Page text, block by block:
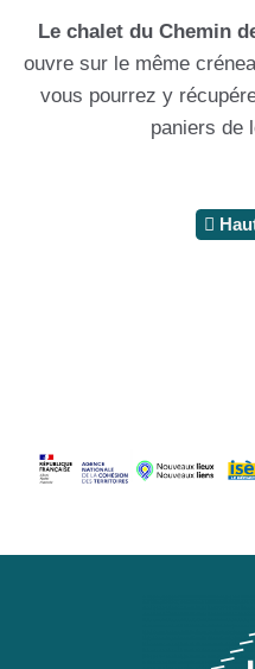
Le chalet du Chemin
ouvre sur le même
vous pourrez y
paniers de